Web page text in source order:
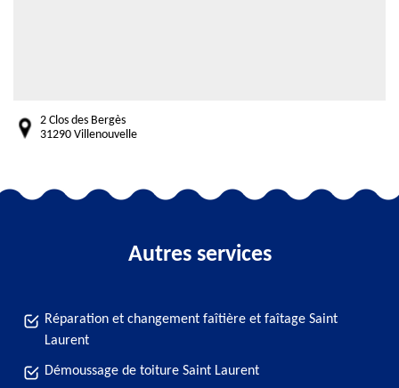
2 Clos des Bergès
31290 Villenouvelle
Autres services
Réparation et changement faîtière et faîtage Saint
Laurent
Démoussage de toiture Saint Laurent